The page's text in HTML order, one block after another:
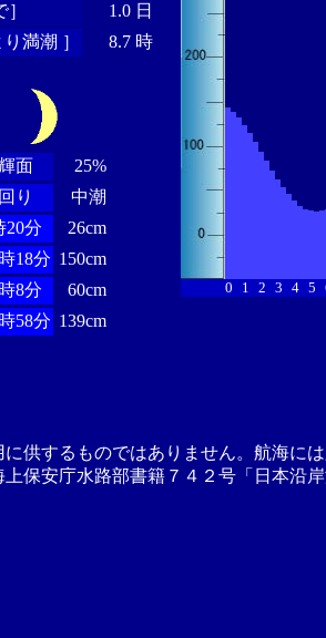
1.0 日
満潮 ］
8.7 時
面
25%
り
中潮
20分
26cm
18分 150cm
8分
60cm
58分 139cm
0 1 2 3 4 5
供するものではありません。航海に
保安庁水路部書籍７４２号「日本沿